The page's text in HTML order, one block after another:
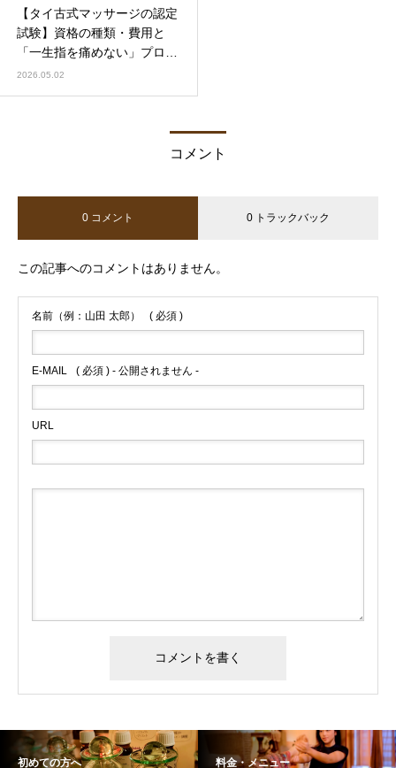
【タイ古式マッサージの認定
試験】資格の種類・費用と
「一生指を痛めない」プロの
実践技術
2026.05.02
コメント
0 コメント 0 トラックバック
この記事へのコメントはありません。
名前（例：山田 太郎） ( 必須 )
E-MAIL ( 必須 ) - 公開されません -
URL
初めての方へ 料金・メニュー